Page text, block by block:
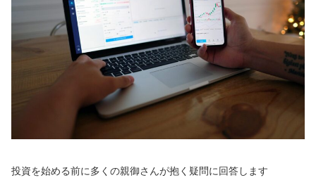
投資を始める前に多くの親御さんが抱く疑問に回答します